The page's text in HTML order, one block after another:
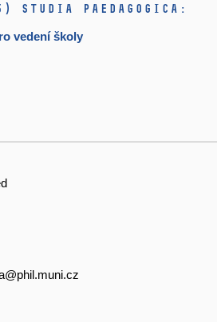
Studia paedagogica:
vedení školy